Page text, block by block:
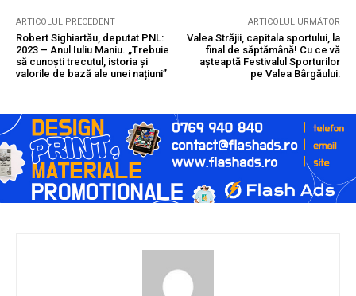
ARTICOLUL PRECEDENT
Robert Sighiartău, deputat PNL:
2023 – Anul Iuliu Maniu. „Trebuie
să cunoști trecutul, istoria și
valorile de bază ale unei națiuni”
ARTICOLUL URMĂTOR
Valea Străjii, capitala sportului, la
final de săptămână! Cu ce vă
așteaptă Festivalul Sporturilor
pe Valea Bârgăului: